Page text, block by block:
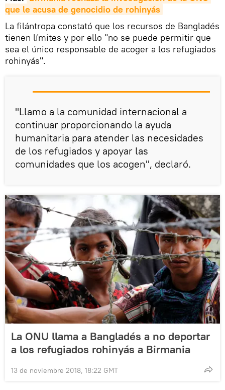
que le acusa de genocidio de rohinyás
La filántropa constató que los recursos de Bangladés
tienen límites y por ello "no se puede permitir que
sea el único responsable de acoger a los refugiados
rohinyás".
"Llamo a la comunidad internacional a
continuar proporcionando la ayuda
humanitaria para atender las necesidades
de los refugiados y apoyar las
comunidades que los acogen", declaró.
La ONU llama a Bangladés a no deportar
a los refugiados rohinyás a Birmania
13 de noviembre 2018, 18:22 GMT